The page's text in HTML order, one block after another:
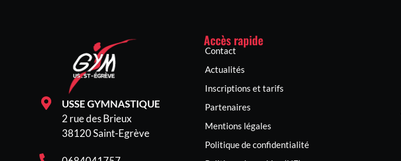
USSE GYMNASTIQUE
2 rue des Brieux
38120 Saint-Egrève
Accès rapide
Contact
Actualités
Inscriptions et tarifs
Partenaires
Mentions légales
Politique de confidentialité